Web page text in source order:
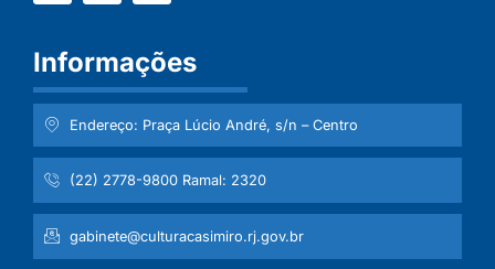
Informações
Endereço: Praça Lúcio André, s/n – Centro
(22) 2778-9800 Ramal: 2320
gabinete@culturacasimiro.rj.gov.br